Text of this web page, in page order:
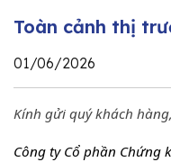
Toàn cảnh thị
01/06/2026
Kính gửi quý khách hàng,
Công ty Cổ phần Chứng